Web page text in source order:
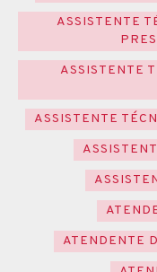
ASSISTENTE
ASSISTENTE
ASSISTENTE
ATENDENTE